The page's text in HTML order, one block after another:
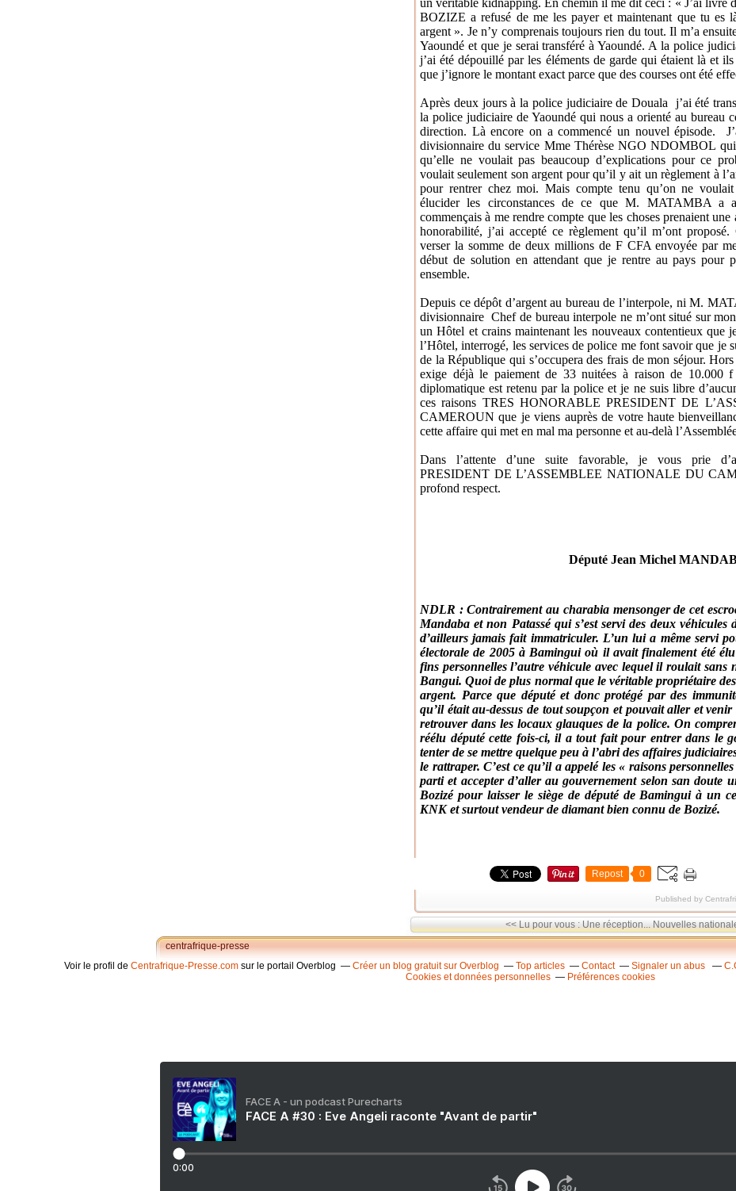
un véritable kidnapping. En chemin il me dit ceci : « J’ai livré
BOZIZE a refusé de me les payer et maintenant que tu es
argent ». Je n’y comprenais toujours rien du tout. Il m’a
Yaoundé et que je serai transféré à Yaoundé. A la police
j’ai été dépouillé par les éléments de garde qui étaient là et
que j’ignore le montant exact parce que des courses ont été
Après deux jours à la police judiciaire de Douala
j’ai été
la police judiciaire de Yaoundé qui nous a orienté au bureau
direction. Là encore on a commencé un nouvel épisode.
divisionnaire du service Mme Thérèse NGO NDOMBOL qui
qu’elle ne voulait pas beaucoup d’explications pour ce
voulait seulement son argent pour qu’il y ait un règlement à
pour rentrer chez moi. Mais compte tenu qu’on ne
élucider les circonstances de ce que M. MATAMBA a
commençais à me rendre compte que les choses prenaient
honorabilité, j’ai accepté ce règlement qu’il m’ont
verser la somme de deux millions de F CFA envoyée par
début de solution en attendant que je rentre au pays pour
ensemble.
Depuis ce dépôt d’argent au bureau de l’interpole, ni M.
divisionnaire Chef de bureau interpole ne m’ont situé sur
un Hôtel et crains maintenant les nouveaux contentieux que
l’Hôtel, interrogé, les services de police me font savoir que je
de la République qui s’occupera des frais de mon séjour.
exige déjà le paiement de 33 nuitées à raison de 10.000
diplomatique est retenu par la police et je ne suis libre
ces raisons TRES HONORABLE PRESIDENT DE
CAMEROUN que je viens auprès de votre haute
cette affaire qui met en mal ma personne et au-delà
Dans l’attente d’une suite favorable, je vous prie
PRESIDENT DE L’ASSEMBLEE NATIONALE DU
profond respect.
Député Jean Michel
NDLR : Contrairement au charabia mensonger de cet
Mandaba et non Patassé qui s’est servi des deux
d’ailleurs jamais fait immatriculer. L’un lui a même servi
électorale de 2005 à Bamingui où il avait finalement été
fins personnelles l’autre véhicule avec lequel il roulait sans
Bangui. Quoi de plus normal que le véritable propriétaire
argent. Parce que député et donc protégé par des
qu’il était au-dessus de tout soupçon et pouvait aller et
retrouver dans les locaux glauques de la police. On
réélu député cette fois-ci, il a tout fait pour entrer dans le
tenter de se mettre quelque peu à l’abri des affaires
le rattraper. C’est ce qu’il a appelé les « raisons
parti et accepter d’aller au gouvernement selon san doute
Bozizé pour laisser le siège de député de Bamingui à un
KNK et surtout vendeur de diamant bien connu de Bozizé.
Repost 0
Published by
<< Lu pour vous : Une réception... Nouvelles
centrafrique-presse
Voir le profil de Centrafrique-Presse.com sur le portail Overblog Créer un blog gratuit sur Overblog Top articles Contact Signaler un abus
Cookies et données personnelles
Préférences cookies
FACE A - un podcast Purecharts
FACE A #30 : Eve Angeli raconte "Avant de partir"
0:00